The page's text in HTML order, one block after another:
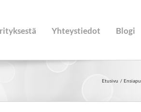
Yhteystiedot Blogi
Etusivu Ensiapu